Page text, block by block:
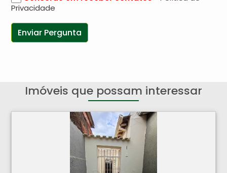
Privacidade
Imóveis que possam interessar